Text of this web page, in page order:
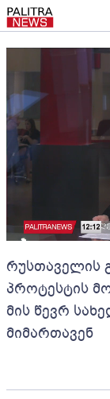
რუსთაველის
პროტესტის
მის წევრ
მიმართავენ